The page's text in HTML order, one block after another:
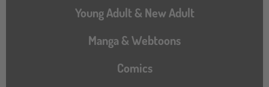
Young Adult & New Adult
Manga & Webtoons
Comics